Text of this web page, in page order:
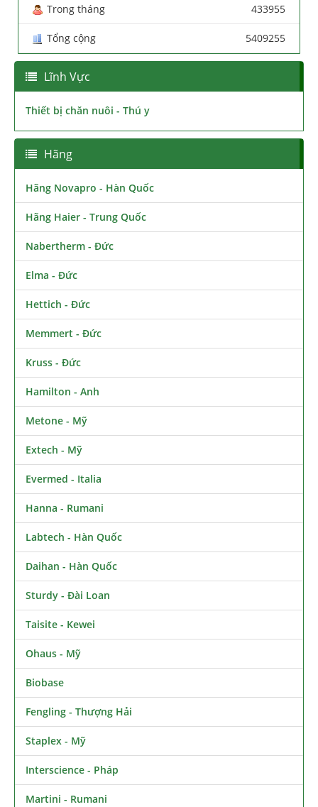
Trong tháng 433955
Tổng cộng 5409255
Lĩnh Vực
Thiết bị chăn nuôi - Thú y
Hãng
Hãng Novapro - Hàn Quốc
Hãng Haier - Trung Quốc
Nabertherm - Đức
Elma - Đức
Hettich - Đức
Memmert - Đức
Kruss - Đức
Hamilton - Anh
Metone - Mỹ
Extech - Mỹ
Evermed - Italia
Hanna - Rumani
Labtech - Hàn Quốc
Daihan - Hàn Quốc
Sturdy - Đài Loan
Taisite - Kewei
Ohaus - Mỹ
Biobase
Fengling - Thượng Hải
Staplex - Mỹ
Interscience - Pháp
Martini - Rumani